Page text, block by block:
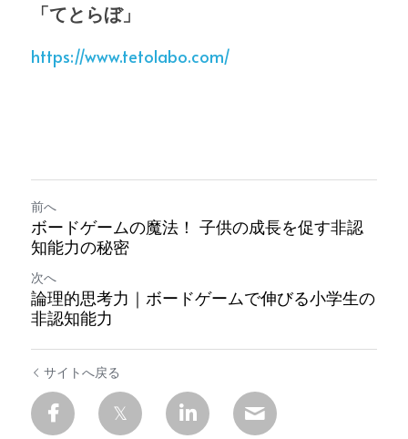
「てとらぼ」
https://www.tetolabo.com/
前へ
ボードゲームの魔法！ 子供の成長を促す非認
知能力の秘密
次へ
論理的思考力｜ボードゲームで伸びる小学生の
非認知能力
サイトへ戻る